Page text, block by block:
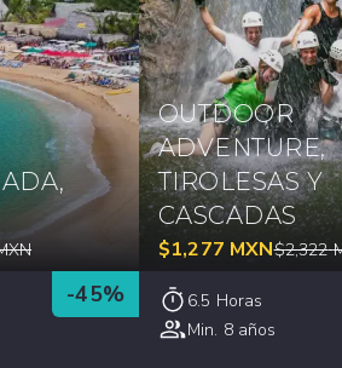
-45%
OUTDOOR
ADVENTURE,
TIROLESAS Y
CASCADAS
$1,277 MXN$2,322
6.5 Horas
Min. 8 años